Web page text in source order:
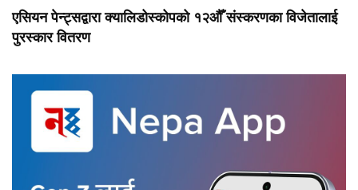
एसियन पेन्ट्सद्वारा क्यालिडोस्कोपको १२औँ संस्करणका विजेतालाई
पुरस्कार वितरण